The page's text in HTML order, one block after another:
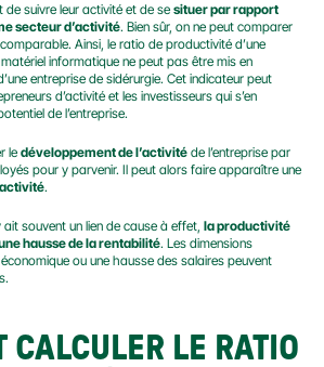
de suivre leur activité et de se situer par rapport
secteur d’activité. Bien sûr, on ne peut comparer
Ainsi, le ratio de productivité d’une
informatique ne peut pas être mis en
entreprise de sidérurgie. Cet indicateur peut
d’activité et les investisseurs qui s’en
de l’entreprise.
le développement de l’activité de l’entreprise par
.
ait souvent un lien de cause à effet, la productivité
hausse de la rentabilité. Les dimensions
ou une hausse des salaires peuvent
CALCULER LE RATIO